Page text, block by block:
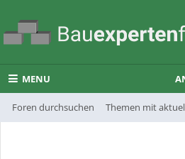
MENU
Foren durchsuchen Themen mit